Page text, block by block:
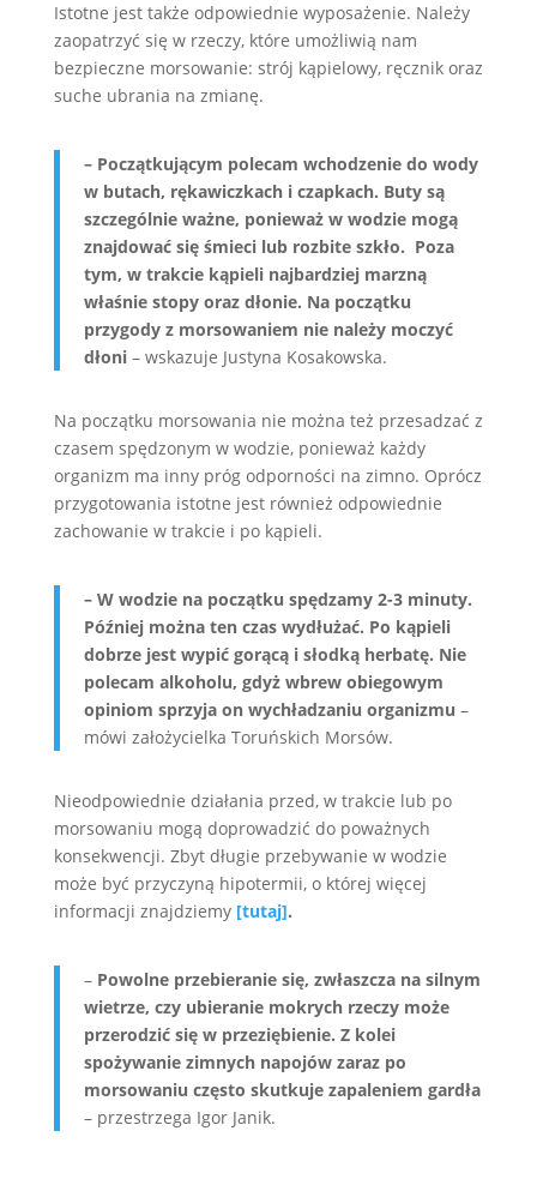
Istotne jest także odpowiednie wyposażenie. Należy
zaopatrzyć się w rzeczy, które umożliwią nam
bezpieczne morsowanie: strój kąpielowy, ręcznik oraz
suche ubrania na zmianę.
– Początkującym polecam wchodzenie do wody
w butach, rękawiczkach i czapkach. Buty są
szczególnie ważne, ponieważ w wodzie mogą
znajdować się śmieci lub rozbite szkło. Poza
tym, w trakcie kąpieli najbardziej marzną
właśnie stopy oraz dłonie. Na początku
przygody z morsowaniem nie należy moczyć
dłoni– wskazuje Justyna Kosakowska.
Na początku morsowania nie można też przesadzać z
czasem spędzonym w wodzie, ponieważ każdy
organizm ma inny próg odporności na zimno. Oprócz
przygotowania istotne jest również odpowiednie
zachowanie w trakcie i po kąpieli.
– W wodzie na początku spędzamy 2-3 minuty.
Później można ten czas wydłużać. Po kąpieli
dobrze jest wypić gorącą i słodką herbatę. Nie
polecam alkoholu, gdyż wbrew obiegowym
opiniom sprzyja on wychładzaniu organizmu –
mówi założycielka Toruńskich Morsów.
Nieodpowiednie działania przed, w trakcie lub po
morsowaniu mogą doprowadzić do poważnych
konsekwencji. Zbyt długie przebywanie w wodzie
może być przyczyną hipotermii, o której więcej
informacji znajdziemy [tutaj].
– Powolne przebieranie się, zwłaszcza na silnym
wietrze, czy ubieranie mokrych rzeczy może
przerodzić się w przeziębienie. Z kolei
spożywanie zimnych napojów zaraz po
morsowaniu często skutkuje zapaleniem gardła
– przestrzega Igor Janik.